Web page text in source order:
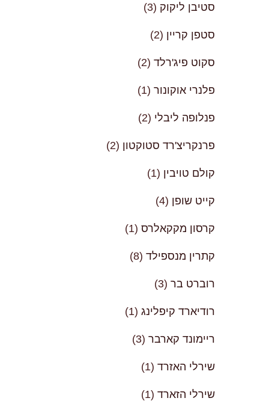
סטיבן ליקוק (3)
סטפן קריין (2)
סקוט פיג'רלד (2)
פלנרי אוקונור (1)
פנלופה ליבלי (2)
פרנקריצ'רד סטוקטון (2)
קולם טויבין (1)
קייט שופן (4)
קרסון מקקאלרס (1)
קתרין מנספילד (8)
רוברט בר (3)
רודיארד קיפלינג (1)
ריימונד קארבר (3)
שירלי האזרד (1)
שירלי הזארד (1)